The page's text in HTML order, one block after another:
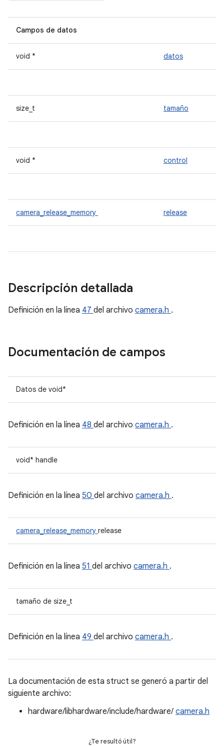
Campos de datos
void * datos
size_t tamaño
void * control
camera_release_memory release
Descripción detallada
Definición en la línea 47 del archivo camera.h .
Documentación de campos
Datos de void*
Definición en la línea 48 del archivo camera.h .
void* handle
Definición en la línea 50 del archivo camera.h .
camera_release_memory release
Definición en la línea 51 del archivo camera.h .
tamaño de size_t
Definición en la línea 49 del archivo camera.h .
La documentación de esta struct se generó a partir del
siguiente archivo:
hardware/libhardware/include/hardware/ camera.h
¿Te resultó útil?